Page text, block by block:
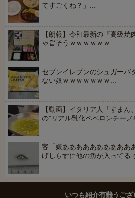
てすごくね？」...
【朗報】令和最新の『高級焼
ゃ旨そうｗｗｗｗｗｗ...
セブンイレブンのシュガーバ
ない奴ｗｗｗｗｗｗｗ...
【動画】イタリア人「すまん
の”リアル乳化ペペロンチーノ
客「嫌ああああああああああ
げしらすに他の魚が入ってる
いつも紹介有難うござ